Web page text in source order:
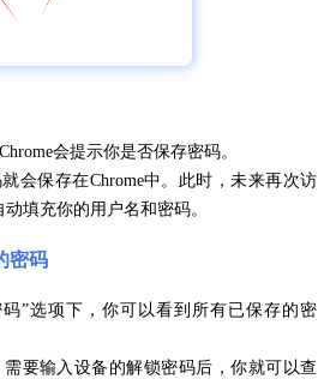
会提示你是否保存密码。
会保存在Chrome中。此时，未来再次访
填充你的用户名和密码。
密码
码”选项下，你可以看到所有已保存的密
要输入设备的解锁密码后，你就可以查